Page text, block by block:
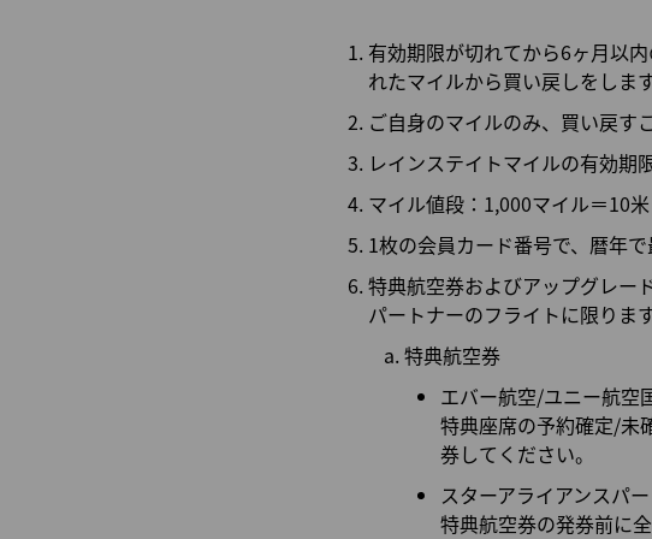
有効期限が切れてから6ヶ月以
れたマイルから買い戻しをします
ご自身のマイルのみ、買い戻す
レインステイトマイルの有効期
マイル値段：1,000マイル＝10
1枚の会員カード番号で、暦年
特典航空券およびアップグレー
パートナーのフライトに限ります
特典航空券
エバー航空/ユニー航空
特典座席の予約確定/未
券してください。
スターアライアンスパ
特典航空券の発券前に